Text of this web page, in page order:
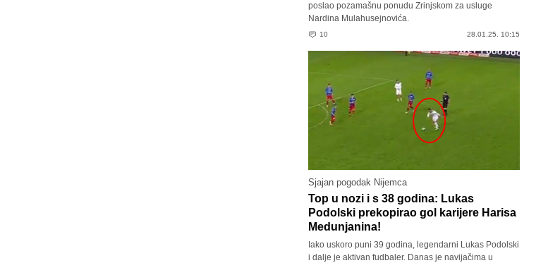
poslao pozamašnu ponudu Zrinjskom za usluge
Nardina Mulahusejnovića.
10 28.01.25. 10:15
Sjajan pogodak Nijemca
Top u nozi i s 38 godina: Lukas
Podolski prekopirao gol karijere Harisa
Medunjanina!
Iako uskoro puni 39 godina, legendarni Lukas Podolski
i dalje je aktivan fudbaler. Danas je navijačima u